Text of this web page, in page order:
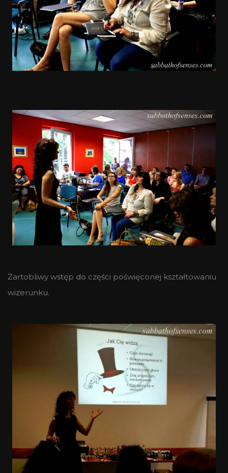
Żartobliwy wstęp do części poświęconej kształtowaniu
wizerunku.